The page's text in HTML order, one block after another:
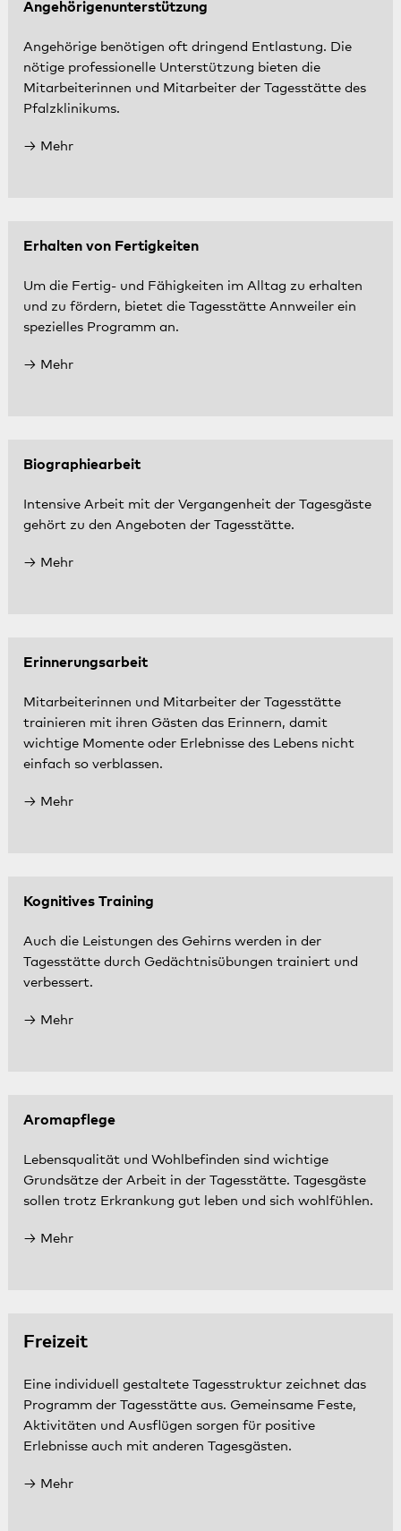
Angehörigenunterstützung
Angehörige benötigen oft dringend Entlastung. Die
nötige professionelle Unterstützung bieten die
Mitarbeiterinnen und Mitarbeiter der Tagesstätte des
Pfalzklinikums.
Mehr
Erhalten von Fertigkeiten
Um die Fertig- und Fähigkeiten im Alltag zu erhalten
und zu fördern, bietet die Tagesstätte Annweiler ein
spezielles Programm an.
Mehr
Biographiearbeit
Intensive Arbeit mit der Vergangenheit der Tagesgäste
gehört zu den Angeboten der Tagesstätte.
Mehr
Erinnerungsarbeit
Mitarbeiterinnen und Mitarbeiter der Tagesstätte
trainieren mit ihren Gästen das Erinnern, damit
wichtige Momente oder Erlebnisse des Lebens nicht
einfach so verblassen.
Mehr
Kognitives Training
Auch die Leistungen des Gehirns werden in der
Tagesstätte durch Gedächtnisübungen trainiert und
verbessert.
Mehr
Aromapflege
Lebensqualität und Wohlbefinden sind wichtige
Grundsätze der Arbeit in der Tagesstätte. Tagesgäste
sollen trotz Erkrankung gut leben und sich wohlfühlen.
Mehr
Freizeit
Eine individuell gestaltete Tagesstruktur zeichnet das
Programm der Tagesstätte aus. Gemeinsame Feste,
Aktivitäten und Ausflügen sorgen für positive
Erlebnisse auch mit anderen Tagesgästen.
Mehr